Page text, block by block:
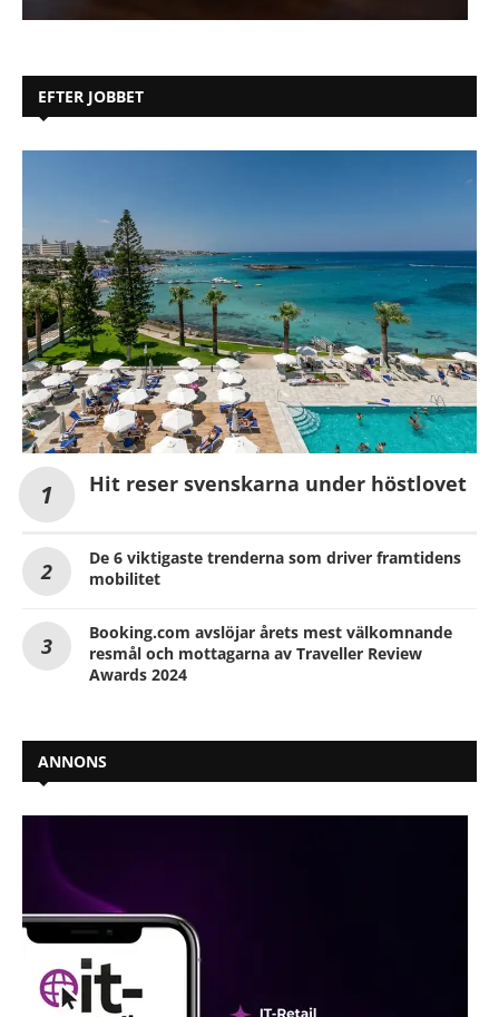
EFTER JOBBET
Hit reser svenskarna under höstlovet
De 6 viktigaste trenderna som driver framtidens
mobilitet
Booking.com avslöjar årets mest välkomnande
resmål och mottagarna av Traveller Review
Awards 2024
ANNONS